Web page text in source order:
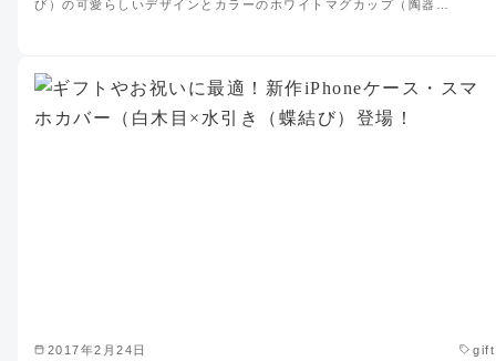
び）の可愛らしいデザインとカラーのホワイトマグカップ（陶器…
2017年2月24日 gift